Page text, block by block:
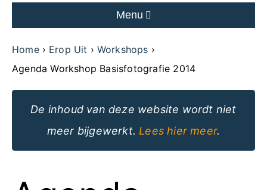
Menu
Home Erop Uit
Workshops
Agenda Workshop Basisfotografie 2014
De inhoud van deze website wordt niet
meer bijgewerkt. Lees hier meer.